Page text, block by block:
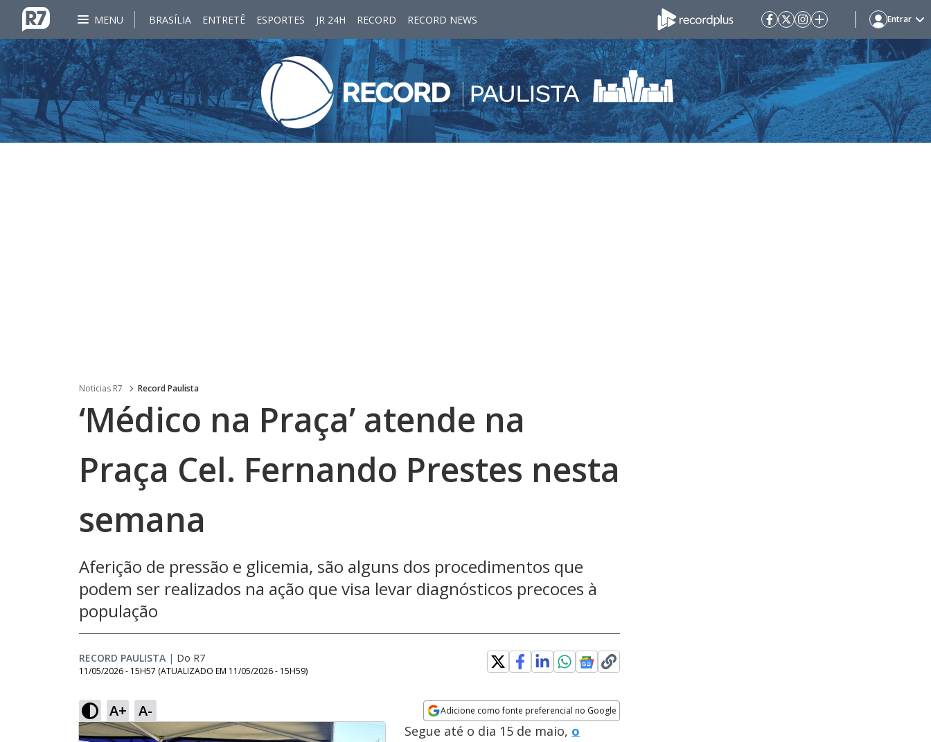
MENU BRASÍLIA ENTRETÊ ESPORTES JR 24H RECORD RECORD NEWS Entrar
Noticias R7 Record Paulista
‘Médico na Praça’ atende na
Praça Cel. Fernando Prestes nesta
semana
Aferição de pressão e glicemia, são alguns dos procedimentos que
podem ser realizados na ação que visa levar diagnósticos precoces à
população
RECORD PAULISTA | Do R7
11/05/2026 - 15H57 (ATUALIZADO EM 11/05/2026 - 15H59)
A+ A- Adicione como fonte preferencial no Google
Opens in new window
Segue até o dia 15 de maio, o